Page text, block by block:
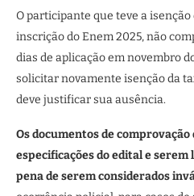
O participante que teve a
inscrição do Enem 2025, não
dias de aplicação em novembro
solicitar novamente isenção da
deve justificar sua ausência.
Os documentos de
especificações do edital e serem
pena de serem considerados